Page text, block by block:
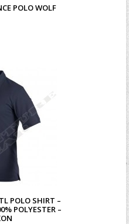
POLO WOLF
POLO SHIRT –
POLYESTER –